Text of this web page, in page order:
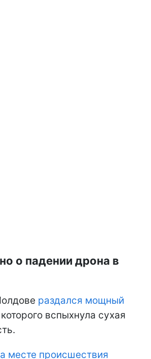
о падении дрона в
раздался мощный
вспыхнула сухая
месте происшествия